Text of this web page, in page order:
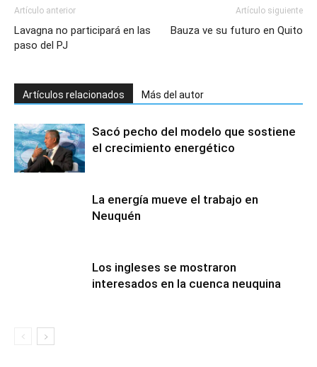
Artículo anterior
Lavagna no participará en las
paso del PJ
Artículo siguiente
Bauza ve su futuro en Quito
Artículos relacionados Más del autor
Sacó pecho del modelo que sostiene
el crecimiento energético
La energía mueve el trabajo en
Neuquén
Los ingleses se mostraron
interesados en la cuenca neuquina